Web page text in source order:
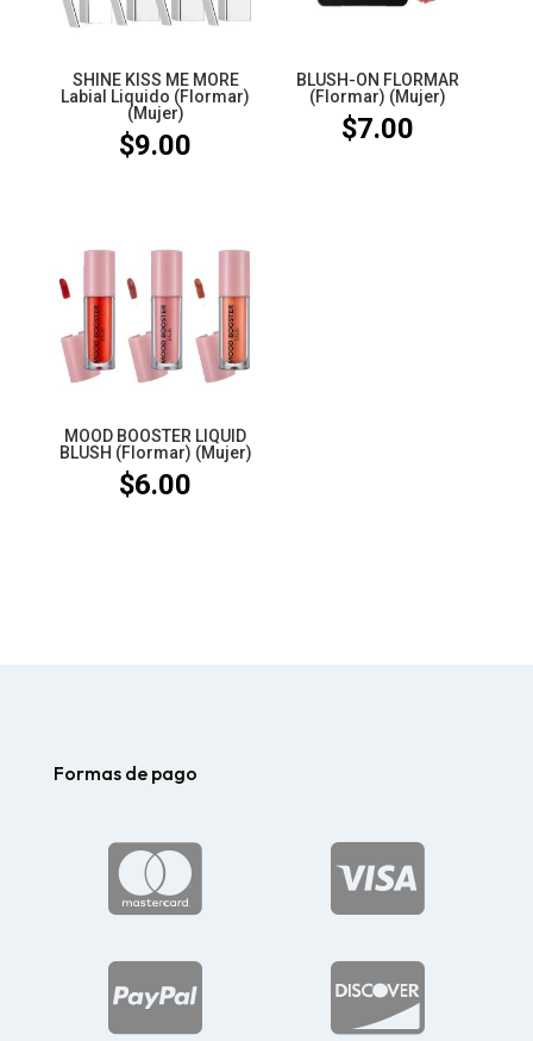
SHINE KISS ME MORE
Labial Liquido (Flormar)
(Mujer)
$9.00
BLUSH-ON FLORMAR
(Flormar) (Mujer)
$7.00
MOOD BOOSTER LIQUID
BLUSH (Flormar) (Mujer)
$6.00
Formas de pago



